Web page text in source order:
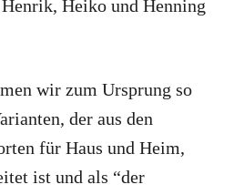
Heiko und Henning
wir zum Ursprung so
der aus den
für Haus und Heim,
ist und als “der